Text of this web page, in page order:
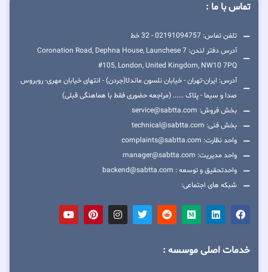
تماس با ما :
تلفن تماس: 02191094757 - 32 خط
آدرس دفتر لندن: 7 Coronation Road, Dephna House, Launchese
#105, London, United Kingdom, NW10 7PQ
آدرس: ایران-تهران - خیابان نلسون ماندلا(جردن) - انتهای خیابان مهری- روبروس
صدا و سیما - پلاک ...... (مراجعه حضوری فقط با هماهنگی قبلی)
بخش فروش: service@sabtta.com
بخش فنی: technical@sabtta.com
واحد نظارت: complaints@sabtta.com
واحد مدیریت: manager@sabtta.com
واحدتحقیق و توسعه : backend@sabtta.com
شبکه های اجتماعی:
خدمات اصلی موسسه :